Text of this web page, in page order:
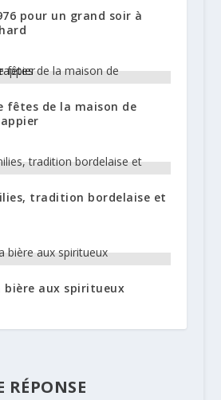
pour un grand soir à
fêtes de la maison de
tradition bordelaise et
bière aux spiritueux
RÉPONSE